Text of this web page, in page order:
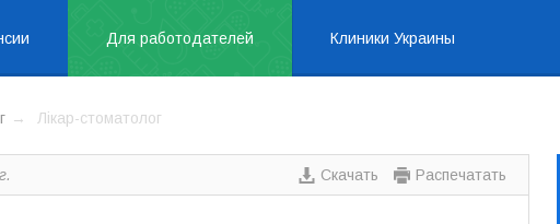
Для работодателей Клиники Украины
Лікар-стоматолог
Скачать Распечатать